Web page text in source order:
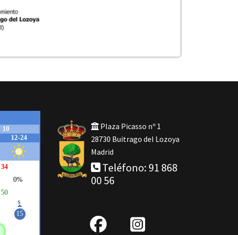
Plaza Picasso nº 1
28730 Buitrago del Lozoya
Madrid
Teléfono: 91 868
00 56
fab
IG